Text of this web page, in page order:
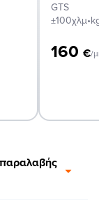
GTS
±100χλμ•
160 €/
παραλαβής